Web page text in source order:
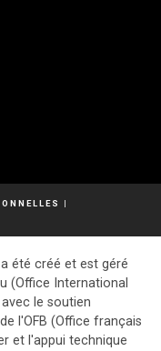
|
été créé et est géré
(Office International
le soutien
l'OFB (Office français
et l'appui technique